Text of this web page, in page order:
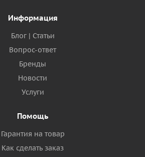
Информация
Блог | Статьи
Вопрос-ответ
Бренды
Новости
Услуги
Помощь
Гарантия на товар
Как сделать заказ